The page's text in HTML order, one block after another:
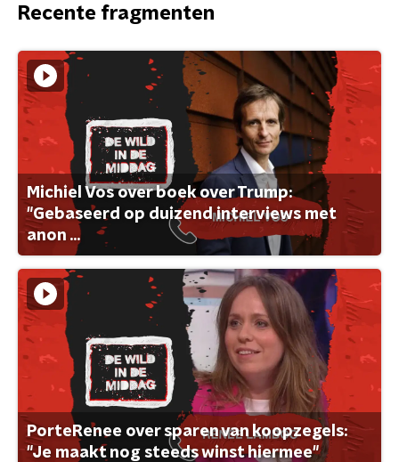
Recente fragmenten
Michiel Vos over boek over Trump:
"Gebaseerd op duizend interviews met
anon ...
PorteRenee over sparen van koopzegels:
"Je maakt nog steeds winst hiermee"